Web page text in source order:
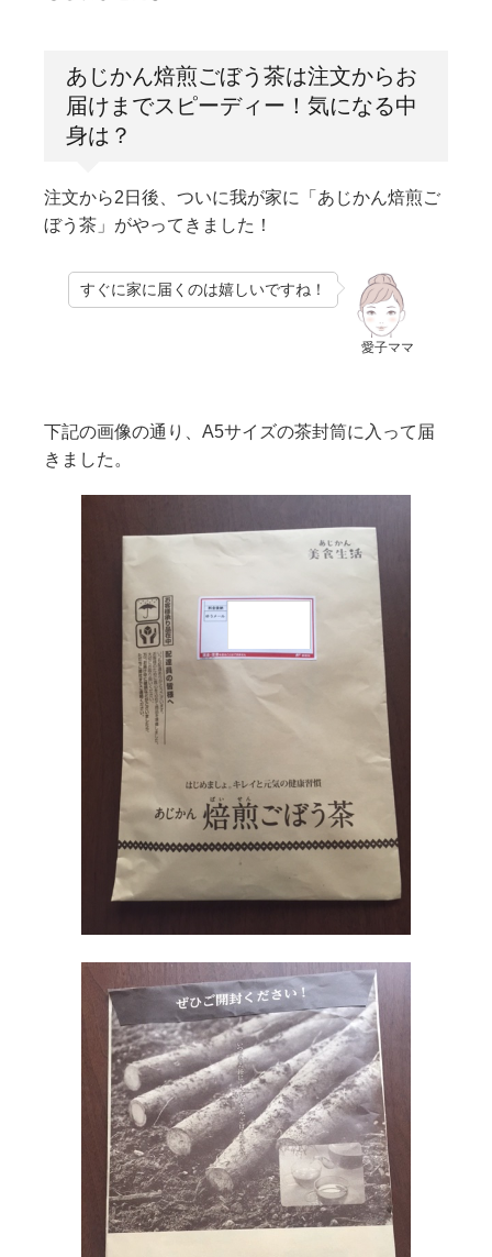
あじかん焙煎ごぼう茶は注文からお
届けまでスピーディー！気になる中
身は？
注文から2日後、ついに我が家に「あじかん焙煎ご
ぼう茶」がやってきました！
愛子ママ
すぐに家に届くのは嬉しいですね！
下記の画像の通り、A5サイズの茶封筒に入って届
きました。